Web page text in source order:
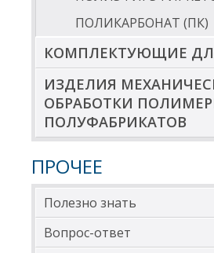
ПОЛИКАРБОНАТ (ПК)
КОМПЛЕКТУЮЩИЕ
ИЗДЕЛИЯ
ОБРАБОТКИ
ПОЛУФАБРИКАТОВ
ПРОЧЕЕ
Полезно знать
Вопрос-ответ